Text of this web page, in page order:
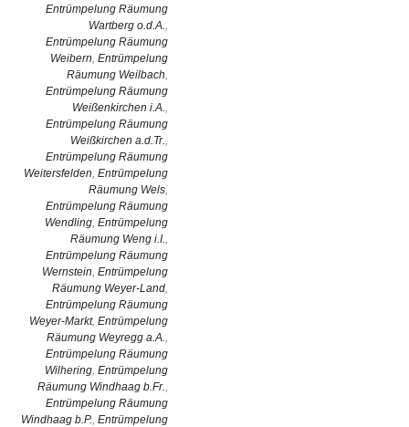
Entrümpelung Räumung
Wartberg o.d.A.,
Entrümpelung Räumung
Weibern, Entrümpelung
Räumung Weilbach,
Entrümpelung Räumung
Weißenkirchen i.A.,
Entrümpelung Räumung
Weißkirchen a.d.Tr.,
Entrümpelung Räumung
Weitersfelden, Entrümpelung
Räumung Wels,
Entrümpelung Räumung
Wendling, Entrümpelung
Räumung Weng i.I.,
Entrümpelung Räumung
Wernstein, Entrümpelung
Räumung Weyer-Land,
Entrümpelung Räumung
Weyer-Markt, Entrümpelung
Räumung Weyregg a.A.,
Entrümpelung Räumung
Wilhering, Entrümpelung
Räumung Windhaag b.Fr.,
Entrümpelung Räumung
Windhaag b.P., Entrümpelung